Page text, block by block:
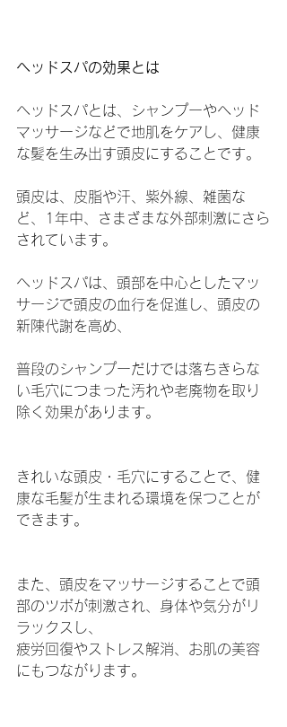
ヘッドスパの効果とは
ヘッドスパとは、シャンプーやヘッド
マッサージなどで地肌をケアし、健康
な髪を生み出す頭皮にすることです。
頭皮は、皮脂や汗、紫外線、雑菌な
ど、1年中、さまざまな外部刺激にさら
されています。
ヘッドスパは、頭部を中心としたマッ
サージで頭皮の血行を促進し、頭皮の
新陳代謝を高め、
普段のシャンプーだけでは落ちきらな
い毛穴につまった汚れや老廃物を取り
除く効果があります。
きれいな頭皮・毛穴にすることで、健
康な毛髪が生まれる環境を保つことが
できます。
また、頭皮をマッサージすることで頭
部のツボが刺激され、身体や気分がリ
ラックスし、
疲労回復やストレス解消、お肌の美容
にもつながります。